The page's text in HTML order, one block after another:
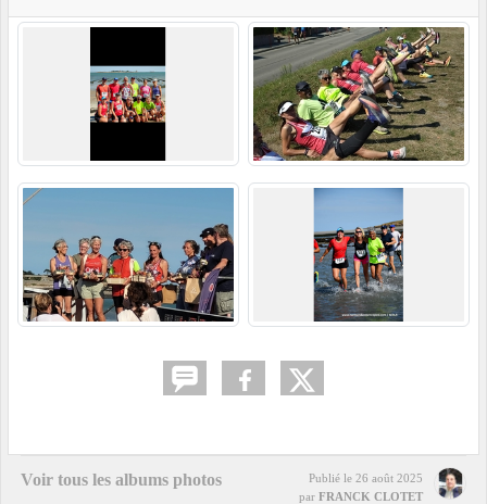
Voir tous les albums photos Publié le 26 août 2025
par FRANCK CLOTET